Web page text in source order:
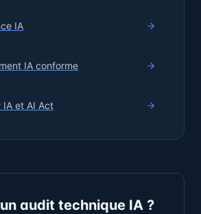
IA
IA conforme
et AI Act
audit technique IA ?